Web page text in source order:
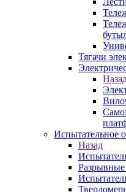
Тягачи
Испытательное
Назад